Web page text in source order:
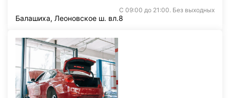
С 09:00 до 21:00. Без выходных
Балашиха, Леоновское ш. вл.8